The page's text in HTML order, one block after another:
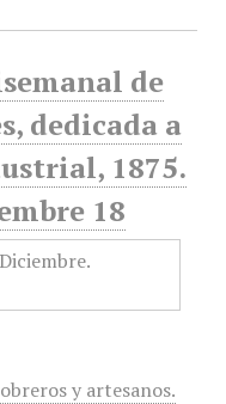
de
dedicada a
1875.
18
y artesanos.